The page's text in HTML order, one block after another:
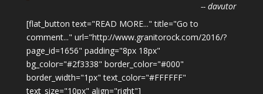
-- davutor
[flat_button text="READ MORE..." title="Go to
comment..." url="http://www.granitorock.com/2016/?
page_id=1656" padding="8px 18px"
bg_color="#2f3338" border_color="#000"
border_width="1px" text_color="#FFFFFF"
text_size="10px" align="right"]